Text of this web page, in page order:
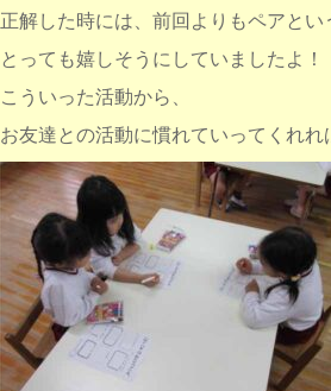
正解した時には、前回よりもペアとい
とっても嬉しそうにしていましたよ！
こういった活動から、
お友達との活動に慣れていってくれれ